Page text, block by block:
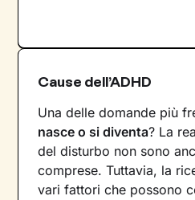
Cause dell’ADHD
Una delle domande più
nasce o si diventa? La
del disturbo non sono
comprese. Tuttavia, la
vari fattori che possono